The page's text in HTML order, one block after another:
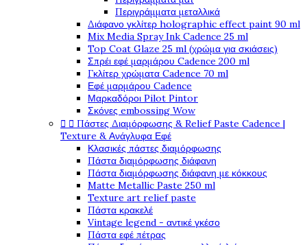
Περιγράμματα μεταλλικά
Διάφανο γκλίτερ holographic effect paint 90 ml
Mix Media Spray Ink Cadence 25 ml
Top Coat Glaze 25 ml (χρώμα για σκιάσεις)
Σπρέι εφέ μαρμάρου Cadence 200 ml
Γκλίτερ χρώματα Cadence 70 ml
Εφέ μαρμάρου Cadence
Μαρκαδόροι Pilot Pintor
Σκόνες embossing Wow
  Πάστες Διαμόρφωσης & Relief Paste Cadence |
Texture & Ανάγλυφα Εφέ
Κλασικές πάστες διαμόρφωσης
Πάστα διαμόρφωσης διάφανη
Πάστα διαμόρφωσης διάφανη με κόκκους
Matte Metallic Paste 250 ml
Texture art relief paste
Πάστα κρακελέ
Vintage legend - αντικέ γκέσο
Πάστα εφέ πέτρας